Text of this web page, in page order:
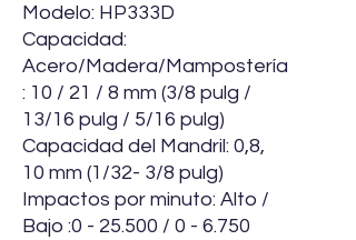
Modelo: HP333D
Capacidad:
Acero/Madera/Mampostería
: 10 / 21 / 8 mm (3/8 pulg /
13/16 pulg / 5/16 pulg)
Capacidad del Mandril: 0,8,
10 mm (1/32- 3/8 pulg)
Impactos por minuto: Alto /
Bajo :0 - 25.500 / 0 - 6.750